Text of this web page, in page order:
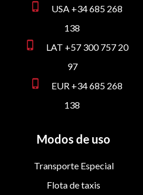
phone_iphone
USA +34 685 268
138
phone_iphone
LAT +57 300 757 20
97
phone_iphone
EUR +34 685 268
138
Modos de uso
Transporte Especial
Flota de taxis